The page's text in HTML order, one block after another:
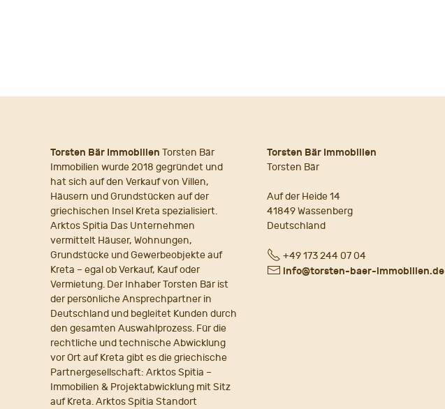
Torsten Bär Immobilien Torsten Bär
Immobilien wurde 2018 gegründet und
hat sich auf den Verkauf von Villen,
Häusern und Grundstücken auf der
griechischen Insel Kreta spezialisiert.
Arktos Spitia Das Unternehmen
vermittelt Häuser, Wohnungen,
Grundstücke und Gewerbeobjekte auf
Kreta – egal ob Verkauf, Kauf oder
Vermietung. Der Inhaber Torsten Bär ist
der persönliche Ansprechpartner in
Deutschland und begleitet Kunden durch
den gesamten Auswahlprozess. Für die
rechtliche und technische Abwicklung
vor Ort auf Kreta gibt es die griechische
Partnergesellschaft: Arktos Spitia –
Immobilien & Projektabwicklung mit Sitz
auf Kreta. Arktos Spitia Standort
Torsten Bär Immobilien
Torsten Bär
Auf der Heide 14
41849 Wassenberg
Deutschland
Fon+49 173 244 07 04
E- info@torsten-baer-immobilien.de